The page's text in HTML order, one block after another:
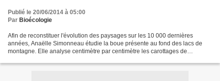
Publié le 20/06/2014 à 05:00
Par Bioécologie
Afin de reconstituer l'évolution des paysages sur les 10 000 dernières
années, Anaëlle Simonneau étudie la boue présente au fond des lacs de
montagne. Elle analyse centimètre par centimètre les carottages de